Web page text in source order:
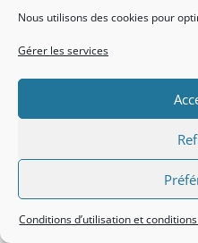
Nous utilisons des cookies pour
Gérer les services
Conditions d’utilisation et